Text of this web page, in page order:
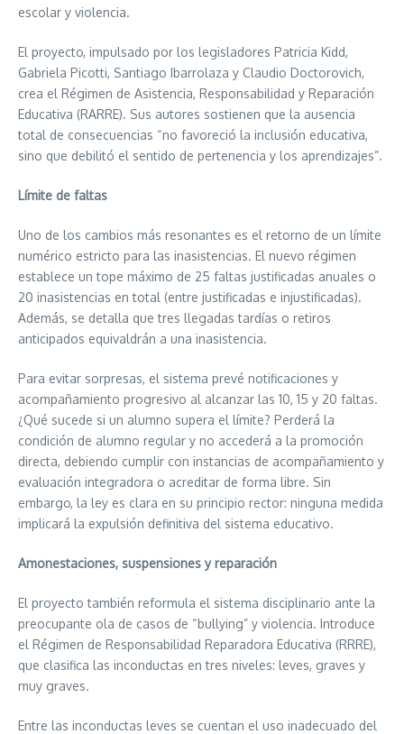
escolar y violencia.
El proyecto, impulsado por los legisladores Patricia Kidd,
Gabriela Picotti, Santiago Ibarrolaza y Claudio Doctorovich,
crea el Régimen de Asistencia, Responsabilidad y Reparación
Educativa (RARRE). Sus autores sostienen que la ausencia
total de consecuencias “no favoreció la inclusión educativa,
sino que debilitó el sentido de pertenencia y los aprendizajes”.
Límite de faltas
Uno de los cambios más resonantes es el retorno de un límite
numérico estricto para las inasistencias. El nuevo régimen
establece un tope máximo de 25 faltas justificadas anuales o
20 inasistencias en total (entre justificadas e injustificadas).
Además, se detalla que tres llegadas tardías o retiros
anticipados equivaldrán a una inasistencia.
Para evitar sorpresas, el sistema prevé notificaciones y
acompañamiento progresivo al alcanzar las 10, 15 y 20 faltas.
¿Qué sucede si un alumno supera el límite? Perderá la
condición de alumno regular y no accederá a la promoción
directa, debiendo cumplir con instancias de acompañamiento y
evaluación integradora o acreditar de forma libre. Sin
embargo, la ley es clara en su principio rector: ninguna medida
implicará la expulsión definitiva del sistema educativo.
Amonestaciones, suspensiones y reparación
El proyecto también reformula el sistema disciplinario ante la
preocupante ola de casos de “bullying” y violencia. Introduce
el Régimen de Responsabilidad Reparadora Educativa (RRRE),
que clasifica las inconductas en tres niveles: leves, graves y
muy graves.
Entre las inconductas leves se cuentan el uso inadecuado del